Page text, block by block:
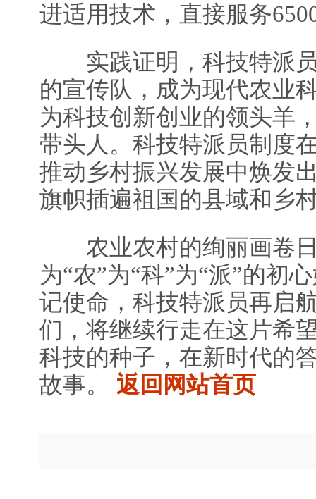
进适用技术，直接服务
实践证明，科技特派员
的宣传队，成为现代农业
为科技创新创业的领头羊
带头人。科技特派员制度
推动乡村振兴发展中焕发
旗帜插遍祖国的县域和乡
农业农村的绚丽画卷日
为“农”为“科”为“派”的初
记使命，科技特派员再启
们，将继续行走在这片希
科技的种子，在新时代的
故事。 返回网站首页